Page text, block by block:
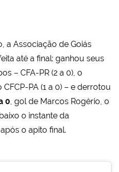
a Associação de Goiás
até a final: ganhou seus
– CFA-PR (2 a 0), o
PA (1 a 0) – e derrotou
0, gol de Marcos Rogério, o
o instante da
o apito final.